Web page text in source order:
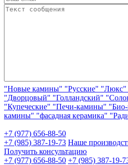
"Новые камины" "Русские" "Люкс"
"Дворцовый" "Голландский"
"Купеческие" "Печи-камины"
камины" "фасадная керамика"
+7 (977) 656-88-50
+7 (985) 387-19-73 Наше
Получить консультацию
+7 (977) 656-88-50 +7 (985) 387-19-